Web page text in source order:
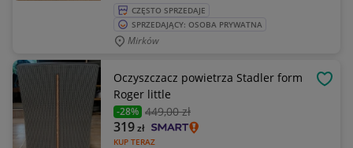
CZĘSTO SPRZEDAJE
SPRZEDAJĄCY: OSOBA PRYWATNA
Mirków
Oczyszczacz powietrza Stadler form
Roger little
-28% 449,00 zł
KUP TERAZ
319zł